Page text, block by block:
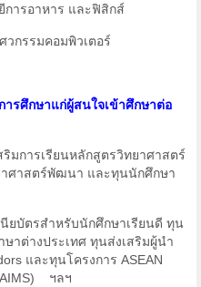
การอาหาร และฟิสิกส์
กรรมคอมพิวเตอร์
รศึกษาแก่ผู้สนใจเข้าศึกษาต่อ
ริมการเรียนหลักสูตรวิทยาศาสตร์
ศาสตร์พัฒนา และทุนนักศึกษา
ยบัตรสำหรับนักศึกษาเรียนดี ทุน
าต่างประเทศ ทุนส่งเสริมผู้นำ
และทุนโครงการ ASEAN
ฯลฯ